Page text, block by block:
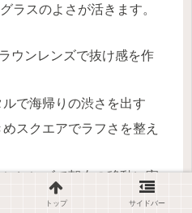
ラスのよさが活きます。
ウンレンズで抜け感を作
で海帰りの渋さを出す
スクエアでラフさを整え
ンレンズで朝夕の移動に寄
トップ サイドバー